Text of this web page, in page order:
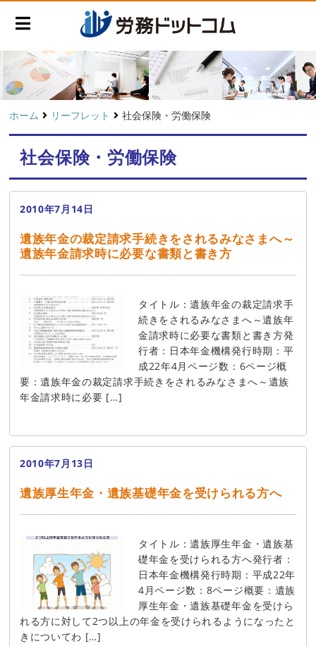
ホーム リーフレット 社会保険・労働保険
社会保険・労働保険
2010年7月14日
遺族年金の裁定請求手続きをされるみなさまへ～
遺族年金請求時に必要な書類と書き方
タイトル：遺族年金の裁定請求手
続きをされるみなさまへ～遺族年
金請求時に必要な書類と書き方発
行者：日本年金機構発行時期：平
成22年4月ページ数：6ページ概
要：遺族年金の裁定請求手続きをされるみなさまへ～遺族
年金請求時に必要 […]
2010年7月13日
遺族厚生年金・遺族基礎年金を受けられる方へ
タイトル：遺族厚生年金・遺族基
礎年金を受けられる方へ発行者：
日本年金機構発行時期：平成22年
4月ページ数：8ページ概要：遺族
厚生年金・遺族基礎年金を受けら
れる方に対して2つ以上の年金を受けられるようになったと
きについてわ […]